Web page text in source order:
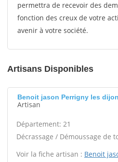
permettra de recevoir des
fonction des creux de votre
avenir à votre société.
Artisans Disponibles
Benoit jason Perrigny les dijon
Artisan
Département: 21
Décrassage / Démoussage de
Voir la fiche artisan : Benoit